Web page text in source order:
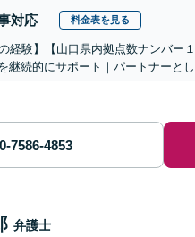
対応 料金表を見る
の経験】【山口県内拠点数ナンバ
継続的にサポート｜パートナーと
弁護士